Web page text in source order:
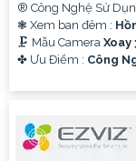
®️ Công Nghệ Sử
❃ Xem ban đêm :
🗜️ Mẫu Camera Xoay
️✤ Ưu Điểm : Công